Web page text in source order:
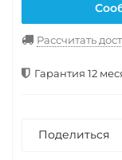
Рассчитать
Гарантия 12
Поделиться